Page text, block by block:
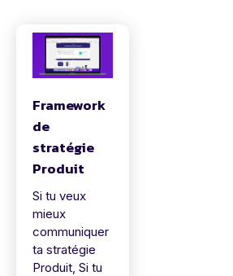
Framework
de
stratégie
Produit
Si tu veux
mieux
communiquer
ta stratégie
Produit, Si tu